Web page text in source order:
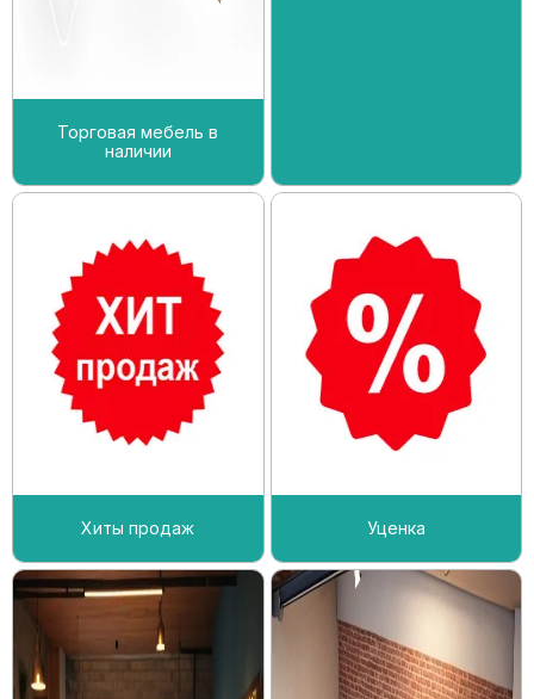
Торговая мебель в
наличии
Хиты продаж Уценка